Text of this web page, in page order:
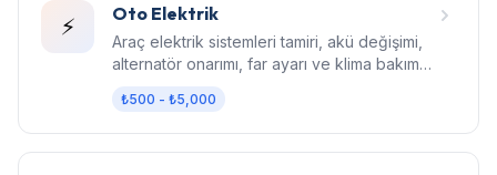
⚡ Oto Elektrik
Araç elektrik sistemleri tamiri, akü değişimi,
alternatör onarımı, far ayarı ve klima bakım
₺500 - ₺5,000